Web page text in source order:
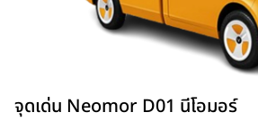
จุดเด่น Neomor D01 นีโอมอร์